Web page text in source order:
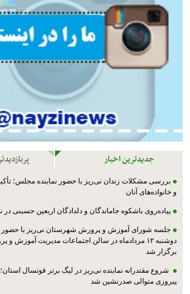
جدیدترین اخبار
بررسی مشکلات زندان نی‌ریز با حضور نماینده مجلس؛
و خانواده‌های آنان
پیاده‌روی باشکوه جاماندگان و دلدادگان اربعین حسینی در
جلسه شورای آموزش و پرورش شهرستان نی‌ریز با حضور
دوشنبه ۱۲ مردادماه در سالن اجتماعات مدیریت
برگزار شد
شروع مقتدرانه نماینده نی‌ریز در لیگ برتر فوتسال
پیروزی متوالی صدرنشین شد